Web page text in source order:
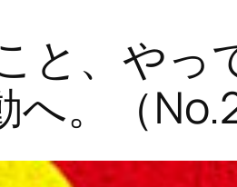
と、やっ
。（